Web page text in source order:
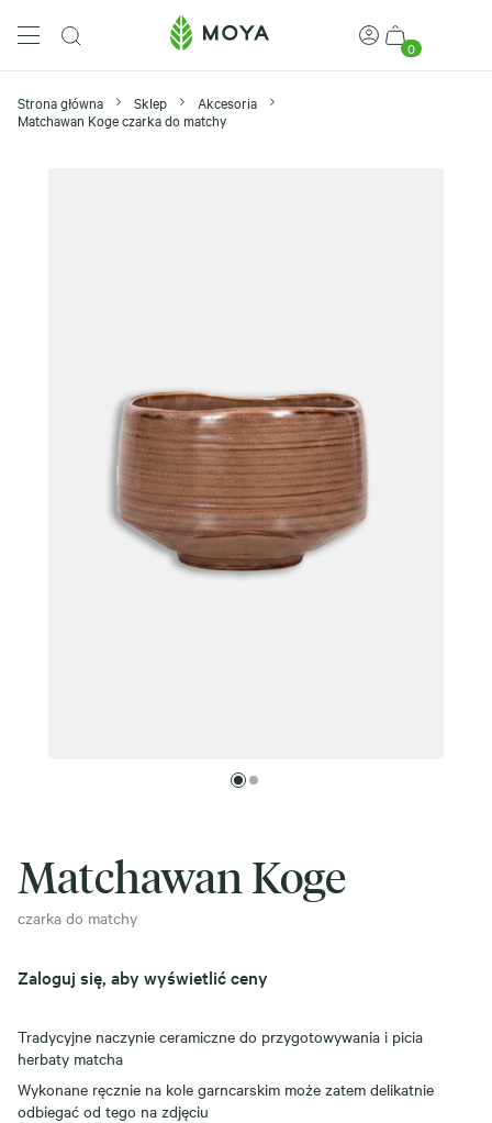
0
Strona główna Sklep
Akcesoria
Matchawan Koge czarka do matchy
Matchawan Koge
czarka do matchy
Zaloguj się, aby wyświetlić ceny
Tradycyjne naczynie ceramiczne do przygotowywania i picia
herbaty matcha
Wykonane ręcznie na kole garncarskim może zatem delikatnie
odbiegać od tego na zdjęciu